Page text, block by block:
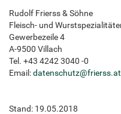
Rudolf Frierss & Söhne
Fleisch- und
Gewerbezeile 4
A-9500 Villach
Tel. +43 4242 3040 -0
Email:datenschutz@frierss.at
Stand: 19.05.2018